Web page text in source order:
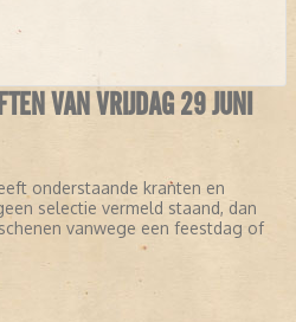
VAN VRIJDAG 29 JUNI
onderstaande kranten en
selectie vermeld staand, dan
vanwege een feestdag of